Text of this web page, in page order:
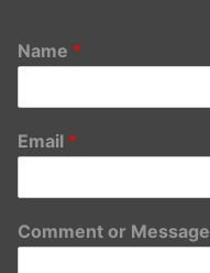
Name *
Email *
Comment or Message